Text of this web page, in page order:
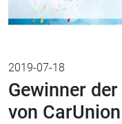
2019-07-18
Gewinner
von